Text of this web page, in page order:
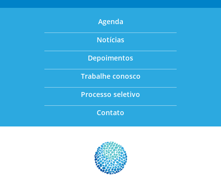
Agenda
Notícias
Depoimentos
Trabalhe conosco
Processo seletivo
Contato